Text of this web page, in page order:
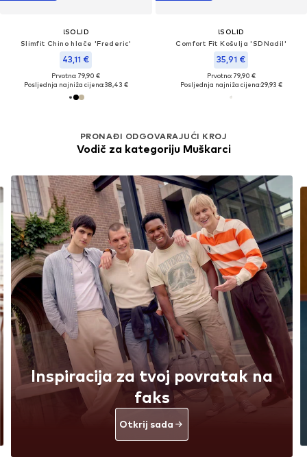
!SOLID
Slimfit Chino hlače 'Frederic'
43,11 €
Prvotno: 79,90 €
Posljednja najniža cijena:38,43 €
!SOLID
Comfort Fit Košulja 'SDNadil'
35,91 €
Prvotno: 79,90 €
Posljednja najniža cijena:29,93 €
PRONAĐI ODGOVARAJUĆI KROJ
Vodič za kategoriju Muškarci
Inspiracija za tvoj povratak na
faks
Otkrij sada